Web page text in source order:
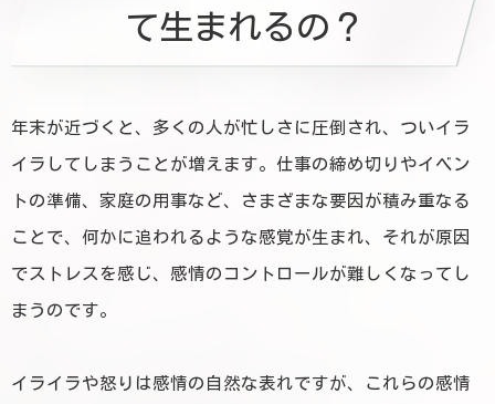
て生まれるの？
年末が近づくと、多くの人が忙しさに圧倒され、ついイラ
イラしてしまうことが増えます。仕事の締め切りやイベン
トの準備、家庭の用事など、さまざまな要因が積み重なる
ことで、何かに追われるような感覚が生まれ、それが原因
でストレスを感じ、感情のコントロールが難しくなってし
まうのです。
イライラや怒りは感情の自然な表れですが、これらの感情